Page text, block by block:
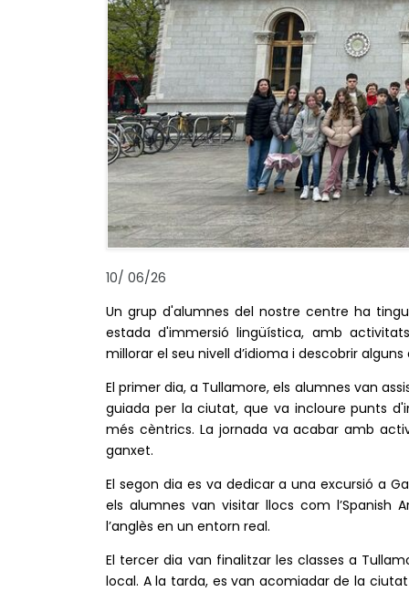
10/ 06/26
Un grup d'alumnes del nostre centre ha
estada d'immersió lingüística, amb
millorar el seu nivell d’idioma i descobrir
El primer dia, a Tullamore, els alumnes van
guiada per la ciutat, que va incloure punts
més cèntrics. La jornada va acabar amb
ganxet.
El segon dia es va dedicar a una excursió a
els alumnes van visitar llocs com
l’anglès en un entorn real.
El tercer dia van finalitzar les classes a
local. A la tarda, es van acomiadar de la